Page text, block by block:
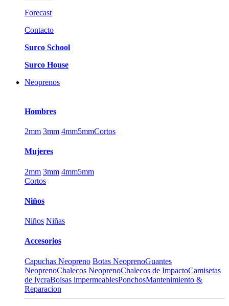
Forecast
Contacto
Surco School
Surco House
Neoprenos
Hombres
2mm 3mm 4mm5mmCortos
Mujeres
2mm 3mm 4mm5mm
Cortos
Niños
Niños Niñas
Accesorios
Capuchas Neopreno Botas NeoprenoGuantes
NeoprenoChalecos NeoprenoChalecos de ImpactoCamisetas
de lycraBolsas impermeablesPonchosMantenimiento &
Reparacion